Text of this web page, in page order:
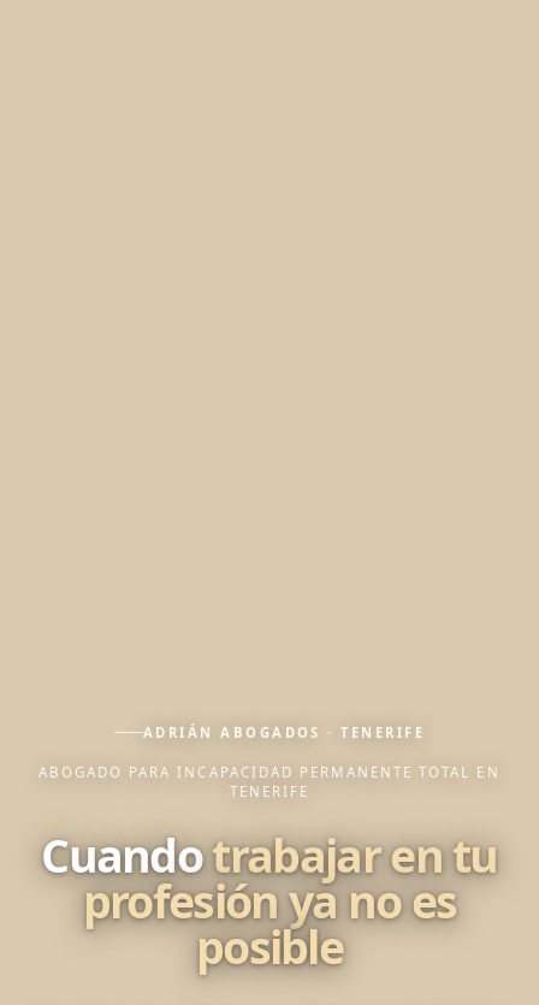
ADRIÁN ABOGADOS · TENERIFE
ABOGADO PARA INCAPACIDAD PERMANENTE TOTAL EN
TENERIFE
Cuandotrabajar en tu
profesión ya no es
posible